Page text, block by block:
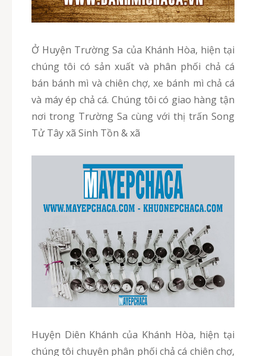
Ở Huyện Trường Sa của Khánh Hòa, hiện tại
chúng tôi có sản xuất và phân phối chả cá
bán bánh mì và chiên chợ, xe bánh mì chả cá
và máy ép chả cá. Chúng tôi có giao hàng tận
nơi trong Trường Sa cùng với thị trấn Song
Tử Tây xã Sinh Tồn & xã
Huyện Diên Khánh của Khánh Hòa, hiện tại
chúng tôi chuyên phân phối chả cá chiên chợ,